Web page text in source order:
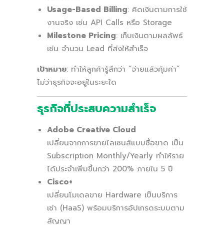
Usage-Based Billing: คิดเงินตามการใช้
งานจริง เช่น API Calls หรือ Storage
Milestone Pricing: เก็บเงินตามผลลัพธ์
เช่น จำนวน Lead ที่ส่งให้สำเร็จ
เป้าหมาย: ทำให้ลูกค้ารู้สึกว่า “จ่ายแล้วคุ้มค่า”
ไม่ว่าธุรกิจจะอยู่ในระยะใด
ธุรกิจที่ประสบความสำเร็จ
Adobe Creative Cloud
เปลี่ยนจากการขายไลเซนส์แบบซื้อขาด เป็น
Subscription Monthly/Yearly ทำให้ราย
ได้ประจำเพิ่มขึ้นกว่า 200% ภายใน 5 ปี
Cisco+
เปลี่ยนโมเดลขาย Hardware เป็นบริการ
เช่า (HaaS) พร้อมบริการอัปเกรดระบบตาม
สัญญา